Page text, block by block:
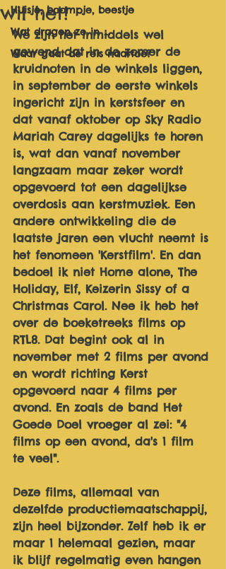
Huisje, boompje, beestje
Wat dragen ze in ...
Waar gaat de reis naartoe?
wil het!
We zijn het inmiddels wel
gewend dat in de zomer de
kruidnoten in de winkels liggen,
in september de eerste winkels
ingericht zijn in kerstsfeer en
dat vanaf oktober op Sky Radio
Mariah Carey dagelijks te horen
is, wat dan vanaf november
langzaam maar zeker wordt
opgevoerd tot een dagelijkse
overdosis aan kerstmuziek. Een
andere ontwikkeling die de
laatste jaren een vlucht neemt is
het fenomeen 'Kerstfilm'. En dan
bedoel ik niet Home alone, The
Holiday, Elf, Keizerin Sissy of a
Christmas Carol. Nee ik heb het
over de boeketreeks films op
RTL8. Dat begint ook al in
november met 2 films per avond
en wordt richting Kerst
opgevoerd naar 4 films per
avond. En zoals de band Het
Goede Doel vroeger al zei: "4
films op een avond, da's 1 film
te veel".
Deze films, allemaal van
dezelfde productiemaatschappij,
zijn heel bijzonder. Zelf heb ik er
maar 1 helemaal gezien, maar
ik blijf regelmatig even hangen